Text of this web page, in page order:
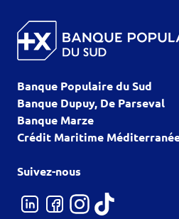
Banque Populaire du Sud
Banque Dupuy, De Parseval
Banque Marze
Crédit Maritime
Suivez-nous